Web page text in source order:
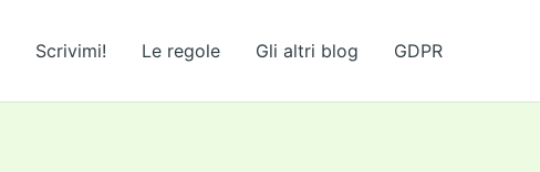
Scrivimi! Le regole Gli altri blog GDPR